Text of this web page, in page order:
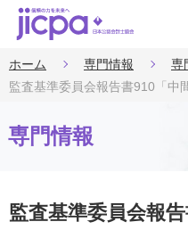
ホーム 専門情報
専
監査基準委員会報告書910「中
専門情報
監査基準委員会報告